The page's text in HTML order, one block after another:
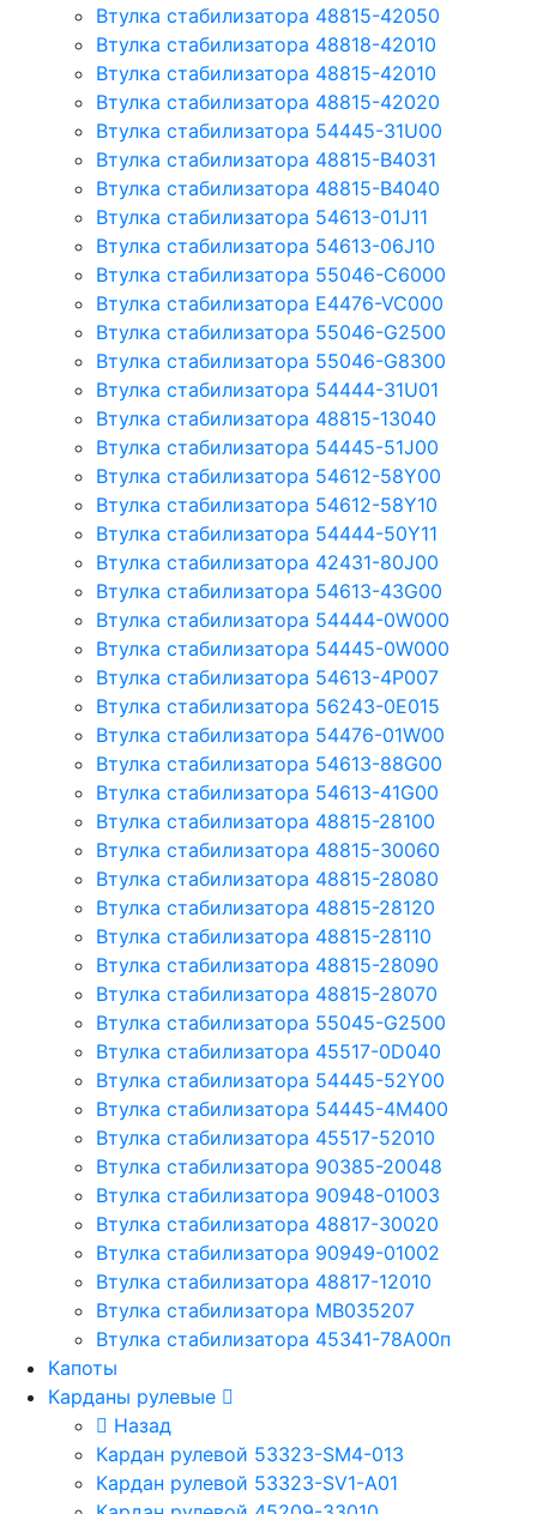
Втулка стабилизатора 48815-42050
Втулка стабилизатора 48818-42010
Втулка стабилизатора 48815-42010
Втулка стабилизатора 48815-42020
Втулка стабилизатора 54445-31U00
Втулка стабилизатора 48815-B4031
Втулка стабилизатора 48815-B4040
Втулка стабилизатора 54613-01J11
Втулка стабилизатора 54613-06J10
Втулка стабилизатора 55046-C6000
Втулка стабилизатора E4476-VC000
Втулка стабилизатора 55046-G2500
Втулка стабилизатора 55046-G8300
Втулка стабилизатора 54444-31U01
Втулка стабилизатора 48815-13040
Втулка стабилизатора 54445-51J00
Втулка стабилизатора 54612-58Y00
Втулка стабилизатора 54612-58Y10
Втулка стабилизатора 54444-50Y11
Втулка стабилизатора 42431-80J00
Втулка стабилизатора 54613-43G00
Втулка стабилизатора 54444-0W000
Втулка стабилизатора 54445-0W000
Втулка стабилизатора 54613-4P007
Втулка стабилизатора 56243-0E015
Втулка стабилизатора 54476-01W00
Втулка стабилизатора 54613-88G00
Втулка стабилизатора 54613-41G00
Втулка стабилизатора 48815-28100
Втулка стабилизатора 48815-30060
Втулка стабилизатора 48815-28080
Втулка стабилизатора 48815-28120
Втулка стабилизатора 48815-28110
Втулка стабилизатора 48815-28090
Втулка стабилизатора 48815-28070
Втулка стабилизатора 55045-G2500
Втулка стабилизатора 45517-0D040
Втулка стабилизатора 54445-52Y00
Втулка стабилизатора 54445-4M400
Втулка стабилизатора 45517-52010
Втулка стабилизатора 90385-20048
Втулка стабилизатора 90948-01003
Втулка стабилизатора 48817-30020
Втулка стабилизатора 90949-01002
Втулка стабилизатора 48817-12010
Втулка стабилизатора MB035207
Втулка стабилизатора 45341-78A00п
Капоты
Карданы рулевые
Назад
Кардан рулевой 53323-SM4-013
Кардан рулевой 53323-SV1-A01